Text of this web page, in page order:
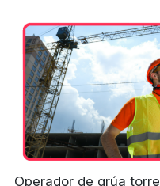
Operador de grúa torre